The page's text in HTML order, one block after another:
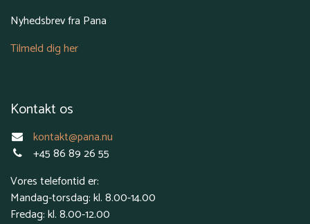
Nyhedsbrev fra Pana
Tilmeld dig her
Kontakt os
kontakt@pana.nu
+45 86 89 26 55
Vores telefontid er:
Mandag-torsdag: kl. 8.00-14.00
Fredag: kl. 8.00-12.00